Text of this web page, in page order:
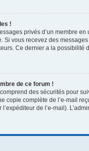
!
privés d’un membre
vous recevez des
Ce dernier a la possibilité
de ce forum !
des sécurités pour
copie complète de l’e-mail
de l’e-mail).